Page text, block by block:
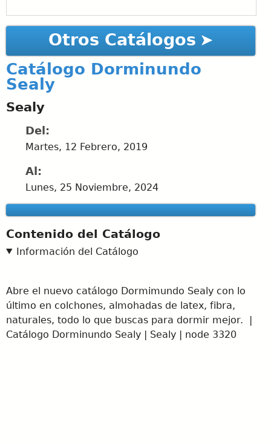
Otros Catálogos
Catálogo Dorminundo
Sealy
Sealy
Del:
Martes, 12 Febrero, 2019
Al:
Lunes, 25 Noviembre, 2024
Contenido del Catálogo
Información del Catálogo
Abre el nuevo catálogo Dormimundo Sealy con lo
último en colchones, almohadas de latex, fibra,
naturales, todo lo que buscas para dormir mejor. |
Catálogo Dorminundo Sealy | Sealy | node 3320